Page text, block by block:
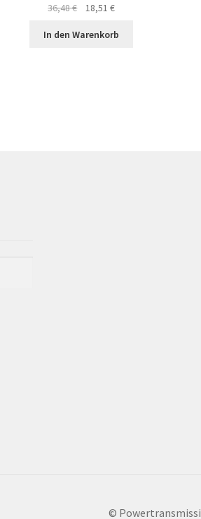
36,48€
Ursprünglicher
war:
18,51€Aktueller
ist:
In den Warenkorb
©